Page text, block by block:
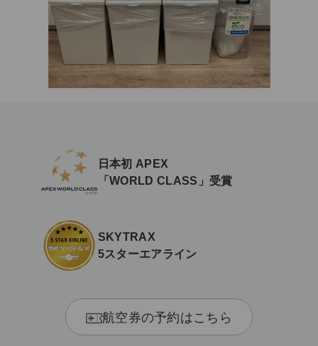
日本初 APEX
「WORLD CLASS」受賞
SKYTRAX
5スターエアライン
航空券の予約はこちら